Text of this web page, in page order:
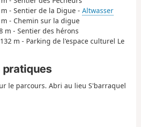
- Sentier de la Digue - Altwasser
- Chemin sur la digue
m - Sentier des hérons
m - Parking de l'espace culturel Le
le parcours. Abri au lieu S'barraquel